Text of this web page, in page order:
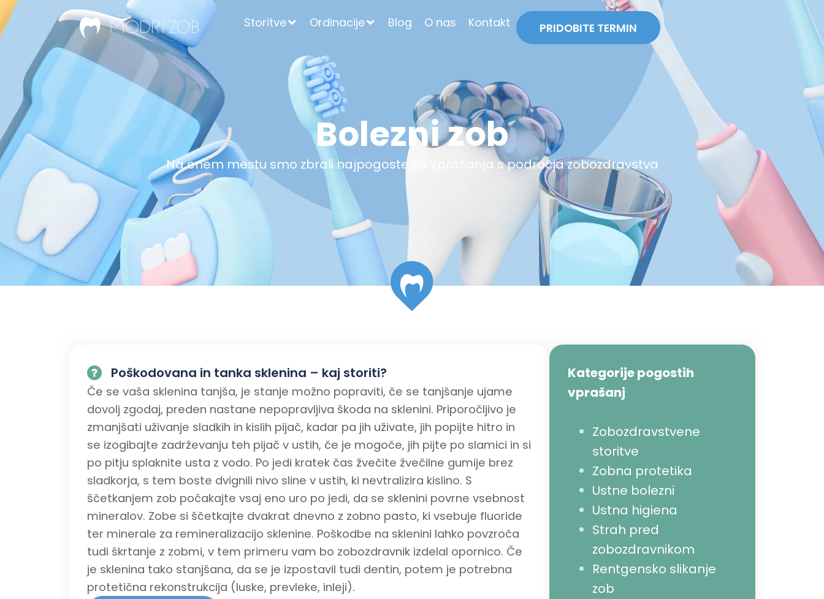
Storitve Ordinacije Blog O nas Kontakt PRIDOBITE TERMIN
Bolezni zob
Na enem mestu smo zbrali najpogostejša vprašanja s področja zobozdravstva
Poškodovana in tanka sklenina – kaj storiti?
Če se vaša sklenina tanjša, je stanje možno popraviti, če se tanjšanje ujame
dovolj zgodaj, preden nastane nepopravljiva škoda na sklenini. Priporočljivo je
zmanjšati uživanje sladkih in kislih pijač, kadar pa jih uživate, jih popijte hitro in
se izogibajte zadrževanju teh pijač v ustih, če je mogoče, jih pijte po slamici in si
po pitju splaknite usta z vodo. Po jedi kratek čas žvečite žvečilne gumije brez
sladkorja, s tem boste dvignili nivo sline v ustih, ki nevtralizira kislino. S
ščetkanjem zob počakajte vsaj eno uro po jedi, da se sklenini povrne vsebnost
mineralov. Zobe si ščetkajte dvakrat dnevno z zobno pasto, ki vsebuje fluoride
ter minerale za remineralizacijo sklenine. Poškodbe na sklenini lahko povzroča
tudi škrtanje z zobmi, v tem primeru vam bo zobozdravnik izdelal opornico. Če
je sklenina tako stanjšana, da se je izpostavil tudi dentin, potem je potrebna
protetična rekonstrukcija (luske, prevleke, inleji).
Kategorije pogostih
vprašanj
Zobozdravstvene
storitve
Zobna protetika
Ustne bolezni
Ustna higiena
Strah pred
zobozdravnikom
Rentgensko slikanje
zob